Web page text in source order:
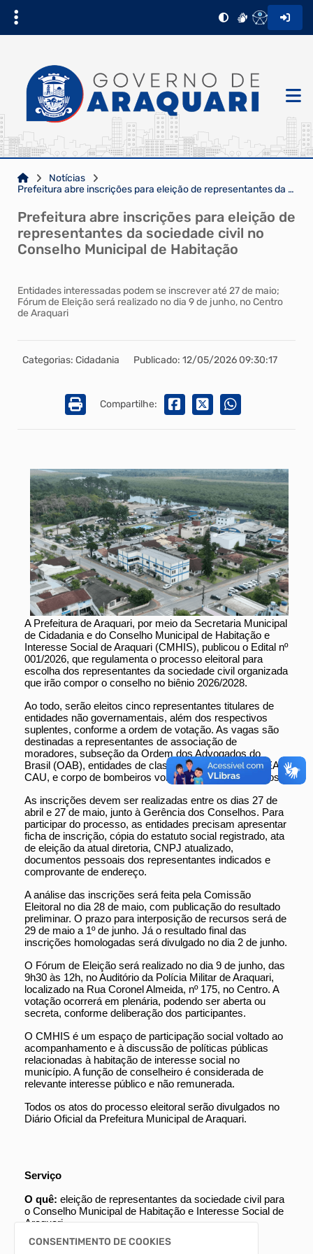
Notícias
Prefeitura abre inscrições para eleição de representantes da sociedade civil no Conselho Municipal d...
Prefeitura abre inscrições para eleição de
representantes da sociedade civil no
Conselho Municipal de Habitação
Entidades interessadas podem se inscrever até 27 de maio;
Fórum de Eleição será realizado no dia 9 de junho, no Centro
de Araquari
Categorias: Cidadania Publicado: 12/05/2026 09:30:17
Compartilhe:
A Prefeitura de Araquari, por meio da Secretaria Municipal
de Cidadania e do Conselho Municipal de Habitação e
Interesse Social de Araquari (CMHIS), publicou o Edital nº
001/2026, que regulamenta o processo eleitoral para
escolha dos representantes da sociedade civil organizada
que irão compor o conselho no biênio 2026/2028.
Ao todo, serão eleitos cinco representantes titulares de
entidades não governamentais, além dos respectivos
suplentes, conforme a ordem de votação. As vagas são
destinadas a representantes de associação de
moradores, subseção da Ordem dos Advogados do
Brasil (OAB), entidades de classes profissionais, CREA e
CAU, e corpo de bombeiros voluntários ou comunitários.
As inscrições devem ser realizadas entre os dias 27 de
abril e 27 de maio, junto à Gerência dos Conselhos. Para
participar do processo, as entidades precisam apresentar
ficha de inscrição, cópia do estatuto social registrado, ata
de eleição da atual diretoria, CNPJ atualizado,
documentos pessoais dos representantes indicados e
comprovante de endereço.
A análise das inscrições será feita pela Comissão
Eleitoral no dia 28 de maio, com publicação do resultado
preliminar. O prazo para interposição de recursos será de
29 de maio a 1º de junho. Já o resultado final das
inscrições homologadas será divulgado no dia 2 de junho.
O Fórum de Eleição será realizado no dia 9 de junho, das
9h30 às 12h, no Auditório da Polícia Militar de Araquari,
localizado na Rua Coronel Almeida, nº 175, no Centro. A
votação ocorrerá em plenária, podendo ser aberta ou
secreta, conforme deliberação dos participantes.
O CMHIS é um espaço de participação social voltado ao
acompanhamento e à discussão de políticas públicas
relacionadas à habitação de interesse social no
município. A função de conselheiro é considerada de
relevante interesse público e não remunerada.
Todos os atos do processo eleitoral serão divulgados no
Diário Oficial da Prefeitura Municipal de Araquari.
Serviço
O quê: eleição de representantes da sociedade civil para
o Conselho Municipal de Habitação e Interesse Social de
Araquari
Fórum de Eleição: 9 de junho, das 9h30 às 12h
CONSENTIMENTO DE COOKIES